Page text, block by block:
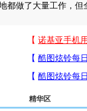
都做了大量工作，但
精华区